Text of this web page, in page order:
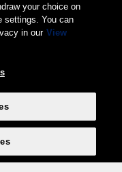
your choice on
settings. You can
in our View